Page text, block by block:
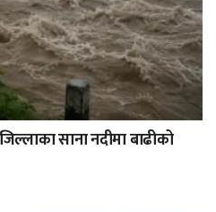
साना नदीमा बाढीको